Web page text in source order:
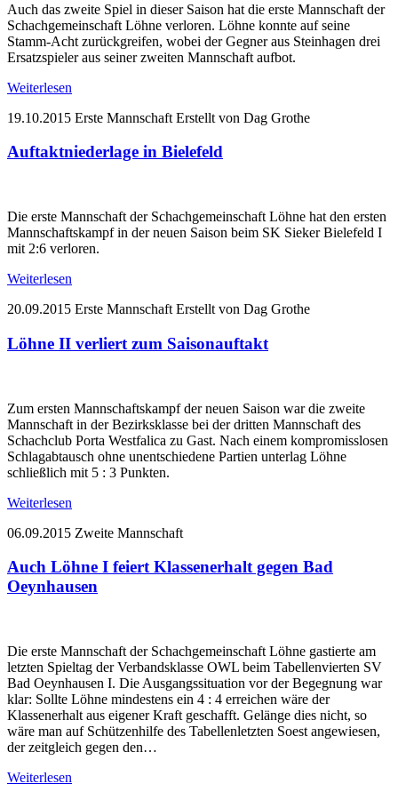
Auch das zweite Spiel in dieser Saison hat die erste Mannschaft der
Schachgemeinschaft Löhne verloren. Löhne konnte auf seine
Stamm-Acht zurückgreifen, wobei der Gegner aus Steinhagen drei
Ersatzspieler aus seiner zweiten Mannschaft aufbot.
Weiterlesen
19.10.2015 Erste Mannschaft Erstellt von Dag Grothe
Auftaktniederlage in Bielefeld
Die erste Mannschaft der Schachgemeinschaft Löhne hat den ersten
Mannschaftskampf in der neuen Saison beim SK Sieker Bielefeld I
mit 2:6 verloren.
Weiterlesen
20.09.2015 Erste Mannschaft Erstellt von Dag Grothe
Löhne II verliert zum Saisonauftakt
Zum ersten Mannschaftskampf der neuen Saison war die zweite
Mannschaft in der Bezirksklasse bei der dritten Mannschaft des
Schachclub Porta Westfalica zu Gast. Nach einem kompromisslosen
Schlagabtausch ohne unentschiedene Partien unterlag Löhne
schließlich mit 5 : 3 Punkten.
Weiterlesen
06.09.2015 Zweite Mannschaft
Auch Löhne I feiert Klassenerhalt gegen Bad
Oeynhausen
Die erste Mannschaft der Schachgemeinschaft Löhne gastierte am
letzten Spieltag der Verbandsklasse OWL beim Tabellenvierten SV
Bad Oeynhausen I. Die Ausgangssituation vor der Begegnung war
klar: Sollte Löhne mindestens ein 4 : 4 erreichen wäre der
Klassenerhalt aus eigener Kraft geschafft. Gelänge dies nicht, so
wäre man auf Schützenhilfe des Tabellenletzten Soest angewiesen,
der zeitgleich gegen den…
Weiterlesen